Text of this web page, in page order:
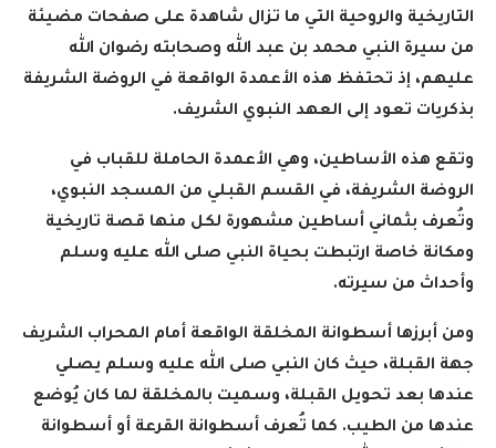
التاريخية والروحية التي ما تزال شاهدة على صفحات مضيئة
من سيرة النبي محمد بن عبد الله وصحابته رضوان الله
عليهم، إذ تحتفظ هذه الأعمدة الواقعة في الروضة الشريفة
بذكريات تعود إلى العهد النبوي الشريف.
وتقع هذه الأساطين، وهي الأعمدة الحاملة للقباب في
الروضة الشريفة، في القسم القبلي من المسجد النبوي،
وتُعرف بثماني أساطين مشهورة لكل منها قصة تاريخية
ومكانة خاصة ارتبطت بحياة النبي صلى الله عليه وسلم
وأحداث من سيرته.
ومن أبرزها أسطوانة المخلقة الواقعة أمام المحراب الشريف
جهة القبلة، حيث كان النبي صلى الله عليه وسلم يصلي
عندها بعد تحويل القبلة، وسميت بالمخلقة لما كان يُوضع
عندها من الطيب. كما تُعرف أسطوانة القرعة أو أسطوانة